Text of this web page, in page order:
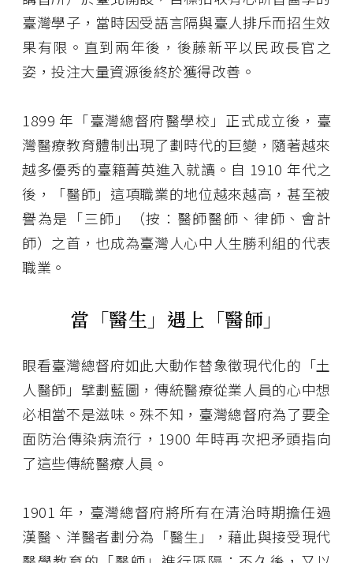
臺灣學子，當時因受語言隔與臺人排斥而招生效
果有限。直到兩年後，後藤新平以民政長官之
姿，投注大量資源後終於獲得改善。
1899 年「臺灣總督府醫學校」正式成立後，臺
灣醫療教育體制出現了劃時代的巨變，隨著越來
越多優秀的臺籍菁英進入就讀。自 1910 年代之
後，「醫師」這項職業的地位越來越高，甚至被
譽為是「三師」（按：醫師醫師、律師、會計
師）之首，也成為臺灣人心中人生勝利組的代表
職業。
當「醫生」遇上「醫師」
眼看臺灣總督府如此大動作替象徵現代化的「土
人醫師」擘劃藍圖，傳統醫療從業人員的心中想
必相當不是滋味。殊不知，臺灣總督府為了要全
面防治傳染病流行，1900 年時再次把矛頭指向
了這些傳統醫療人員。
1901 年，臺灣總督府將所有在清治時期擔任過
漢醫、洋醫者劃分為「醫生」，藉此與接受現代